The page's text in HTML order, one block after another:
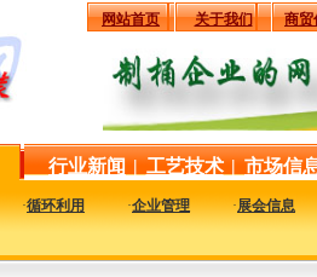
网站首页 关于我们 商贸
行业新闻 | 工艺技术 | 市场信
·循环利用 ·企业管理 ·展会信息